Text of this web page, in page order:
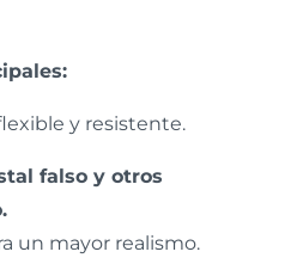
y resistente.
falso y otros
un mayor realismo.